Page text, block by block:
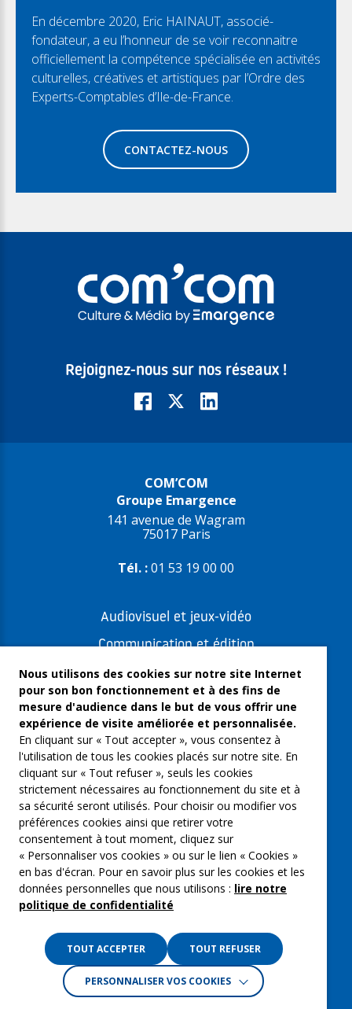
En décembre 2020, Eric HAINAUT, associé-
fondateur, a eu l’honneur de se voir reconnaitre
officiellement la compétence spécialisée en activités
culturelles, créatives et artistiques par l’Ordre des
Experts-Comptables d’Ile-de-France.
CONTACTEZ-NOUS
Rejoignez-nous sur nos réseaux !
COM’COM
Groupe Emargence
141 avenue de Wagram
75017 Paris
Tél. :01 53 19 00 00
Audiovisuel et jeux-vidéo
Communication et édition
Freelances et artistes-auteurs
Musique et spectacles
Qui sommes-nous ?
Groupe Emargence
C’moi le chef
Actualités
Contactez nous
Mentions légales
Gestion des cookies
Crédits :La Jungle
Nous utilisons des cookies sur notre site Internet
pour son bon fonctionnement et à des fins de
mesure d'audience dans le but de vous offrir une
expérience de visite améliorée et personnalisée.
En cliquant sur « Tout accepter », vous consentez à
l'utilisation de tous les cookies placés sur notre site. En
cliquant sur « Tout refuser », seuls les cookies
strictement nécessaires au fonctionnement du site et à
sa sécurité seront utilisés. Pour choisir ou modifier vos
préférences cookies ainsi que retirer votre
consentement à tout moment, cliquez sur
« Personnaliser vos cookies » ou sur le lien « Cookies »
en bas d'écran. Pour en savoir plus sur les cookies et les
données personnelles que nous utilisons : lire notre
politique de confidentialité
TOUT ACCEPTER TOUT REFUSER
PERSONNALISER VOS COOKIES